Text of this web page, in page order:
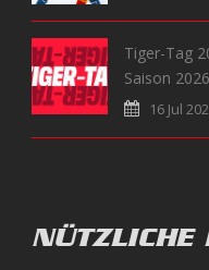
Tiger-Tag
Saison
16 Jul
NÜTZLICHE